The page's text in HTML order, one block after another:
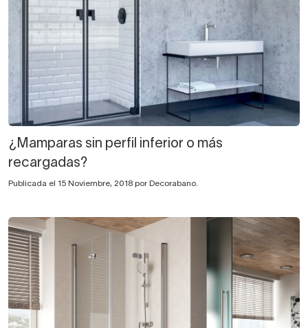
¿Mamparas sin perfil inferior o más
recargadas?
Publicada el 15 Noviembre, 2018 por Decorabano.